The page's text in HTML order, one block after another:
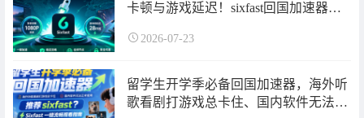
卡顿与游戏延迟！sixfast回国加速器使
2026-07-23
留学生开学季必备回国加速器，海外听
歌看剧打游戏总卡住、国内软件无法登